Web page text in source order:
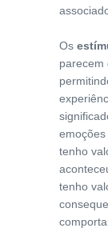
Os
parecem
tenho
tenho